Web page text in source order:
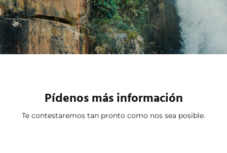
Pídenos más información
Te contestaremos tan pronto como nos sea posible.